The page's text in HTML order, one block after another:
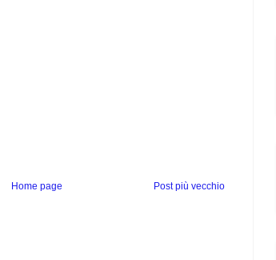
Post più vecchio
Home page